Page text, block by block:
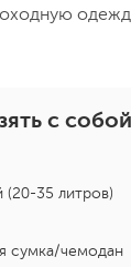
с собой
(20-35 литров)
сумка/чемодан